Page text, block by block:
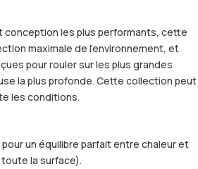
conception les plus performants, cette
maximale de l'environnement, et
pour rouler sur les plus grandes
la plus profonde. Cette collection peut
les conditions.
un équilibre parfait entre chaleur et
la surface).